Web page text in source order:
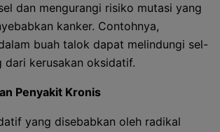
dan mengurangi risiko mutasi yang
kanker. Contohnya,
buah talok dapat melindungi sel-
dari kerusakan oksidatif.
Penyakit Kronis
yang disebabkan oleh radikal